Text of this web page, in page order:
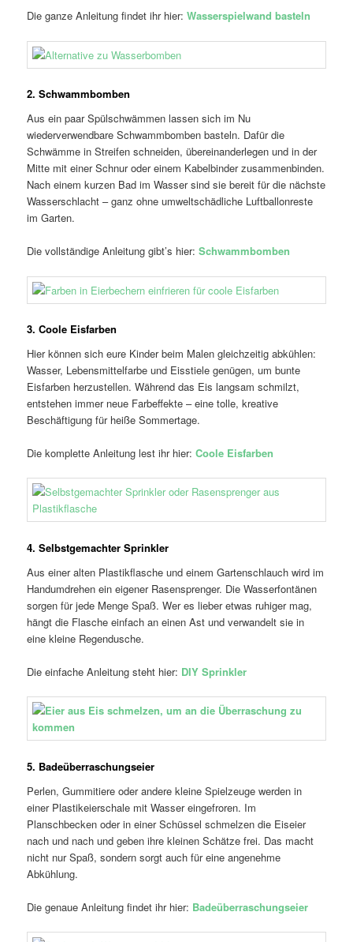
Die ganze Anleitung findet ihr hier:Wasserspielwand basteln
2. Schwammbomben
Aus ein paar Spülschwämmen lassen sich im Nu
wiederverwendbare Schwammbomben basteln. Dafür die
Schwämme in Streifen schneiden, übereinanderlegen und in der
Mitte mit einer Schnur oder einem Kabelbinder zusammenbinden.
Nach einem kurzen Bad im Wasser sind sie bereit für die nächste
Wasserschlacht – ganz ohne umweltschädliche Luftballonreste
im Garten.
Die vollständige Anleitung gibt’s hier:Schwammbomben
3. Coole Eisfarben
Hier können sich eure Kinder beim Malen gleichzeitig abkühlen:
Wasser, Lebensmittelfarbe und Eisstiele genügen, um bunte
Eisfarben herzustellen. Während das Eis langsam schmilzt,
entstehen immer neue Farbeffekte – eine tolle, kreative
Beschäftigung für heiße Sommertage.
Die komplette Anleitung lest ihr hier:Coole Eisfarben
4. Selbstgemachter Sprinkler
Aus einer alten Plastikflasche und einem Gartenschlauch wird im
Handumdrehen ein eigener Rasensprenger. Die Wasserfontänen
sorgen für jede Menge Spaß. Wer es lieber etwas ruhiger mag,
hängt die Flasche einfach an einen Ast und verwandelt sie in
eine kleine Regendusche.
Die einfache Anleitung steht hier: DIY Sprinkler
5. Badeüberraschungseier
Perlen, Gummitiere oder andere kleine Spielzeuge werden in
einer Plastikeierschale mit Wasser eingefroren. Im
Planschbecken oder in einer Schüssel schmelzen die Eiseier
nach und nach und geben ihre kleinen Schätze frei. Das macht
nicht nur Spaß, sondern sorgt auch für eine angenehme
Abkühlung.
Die genaue Anleitung findet ihr hier: Badeüberraschungseier